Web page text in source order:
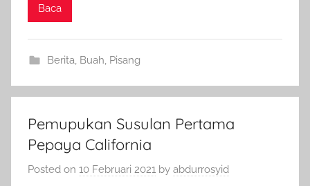
Baca
Berita, Buah, Pisang
Pemupukan Susulan Pertama
Pepaya California
Posted on 10 Februari 2021 by abdurrosyid